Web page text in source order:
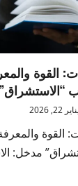
القوة
“الاستشراق”
22, 2026
القوة
مدخل: